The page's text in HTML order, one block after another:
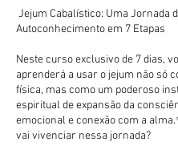
Jejum Cabalístico: Uma Jornada
Autoconhecimento em 7 Etapas
Neste curso exclusivo de 7 dias,
aprenderá a usar o jejum não só
física, mas como um poderoso
espiritual de expansão da
emocional e conexão com a
vai vivenciar nessa jornada?